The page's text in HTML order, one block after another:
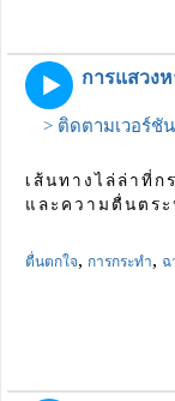
การแสวง
> ติดตามเวอร์ชัน
เส้นทางไล่ล่าที่ก
และความตื่นตระ
ตื่นตกใจ, การกระทำ, ฉ